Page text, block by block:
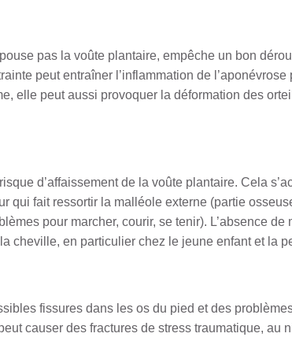
pas la voûte plantaire, empêche un bon
peut entraîner l’inflammation de
elle peut aussi provoquer la déformation des
d’affaissement de la voûte plantaire. Cela
qui fait ressortir la malléole externe (partie
pour marcher, courir, se tenir). L’absence
cheville, en particulier chez le jeune enfant et la
fissures dans les os du pied et des
causer des fractures de stress traumatique, au